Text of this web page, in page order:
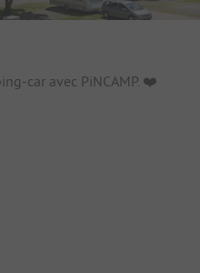
car avec PiNCAMP. ❤️️